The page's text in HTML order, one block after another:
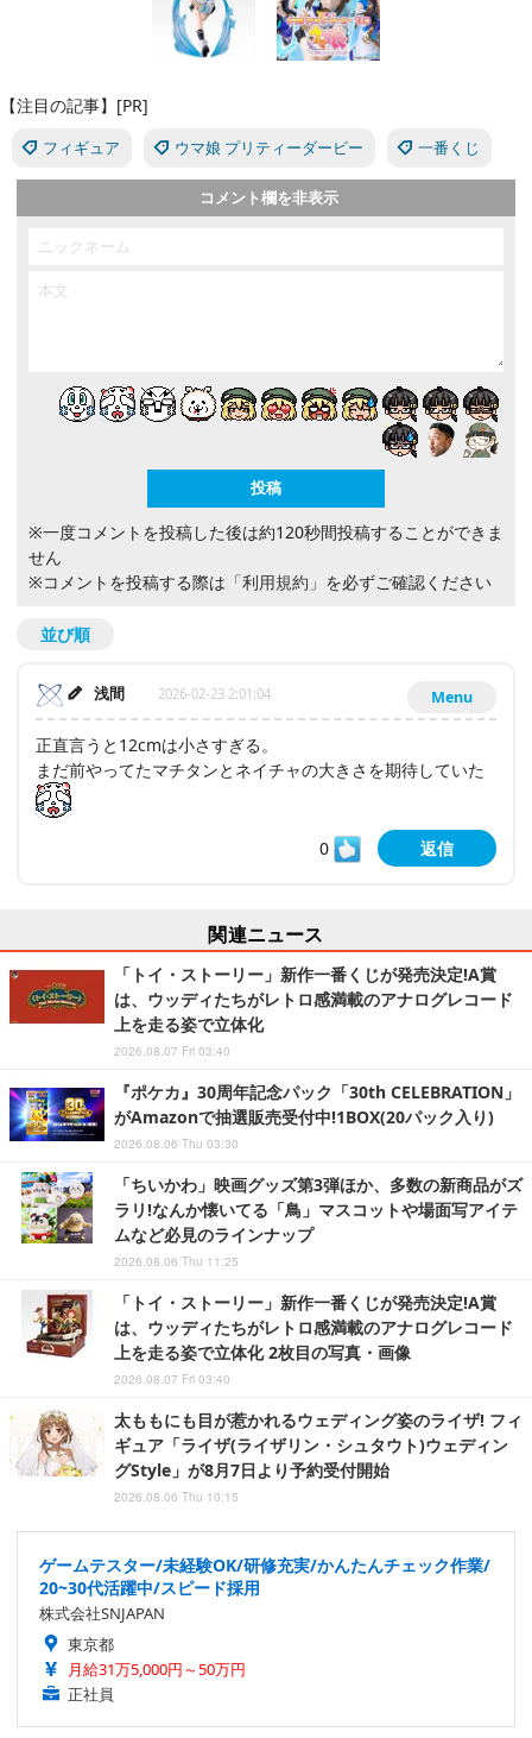
【注目の記事】[PR]
フィギュア ウマ娘 プリティーダービー 一番くじ
コメント欄を非表示
※一度コメントを投稿した後は約120秒間投稿することができま
せん
※コメントを投稿する際は 「利用規約」 を必ずご確認ください
並び順
Menu
浅間 2026-02-23 2:01:04
正直言うと12cmは小さすぎる。
まだ前やってたマチタンとネイチャの大きさを期待していた
0 返信
関連ニュース
「トイ・ストーリー」新作一番くじが発売決定!A賞
は、ウッディたちがレトロ感満載のアナログレコード
上を走る姿で立体化
2026.08.07 Fri 03:40
『ポケカ』30周年記念パック「30th CELEBRATION」
がAmazonで抽選販売受付中!1BOX(20パック入り)
2026.08.06 Thu 03:30
「ちいかわ」映画グッズ第3弾ほか、多数の新商品がズ
ラリ!なんか懐いてる「鳥」マスコットや場面写アイテ
ムなど必見のラインナップ
2026.08.06 Thu 11:25
「トイ・ストーリー」新作一番くじが発売決定!A賞
は、ウッディたちがレトロ感満載のアナログレコード
上を走る姿で立体化 2枚目の写真・画像
2026.08.07 Fri 03:40
太ももにも目が惹かれるウェディング姿のライザ! フィ
ギュア「ライザ(ライザリン・シュタウト)ウェディン
グStyle」が8月7日より予約受付開始
2026.08.06 Thu 10:15
ゲームテスター/未経験OK/研修充実/かんたんチェック作業/
20~30代活躍中/スピード採用
株式会社SNJAPAN
東京都
月給31万5,000円～50万円
正社員